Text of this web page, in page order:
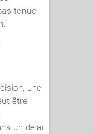
tenue
une
être
un délai